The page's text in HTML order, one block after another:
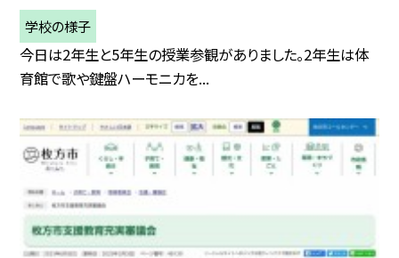
学校の様子
今日は2年生と5年生の授業参観がありました。2年生は体
育館で歌や鍵盤ハーモニカを...